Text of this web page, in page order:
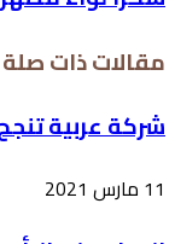
مقالات ذات صلة
شركة عربية تنجح في
11 مارس 2021